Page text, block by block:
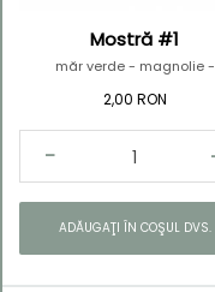
Mostră #1
măr verde - magnolie -
castravete
2,00 RON
ADĂUGAŢI ÎN COŞUL DVS.